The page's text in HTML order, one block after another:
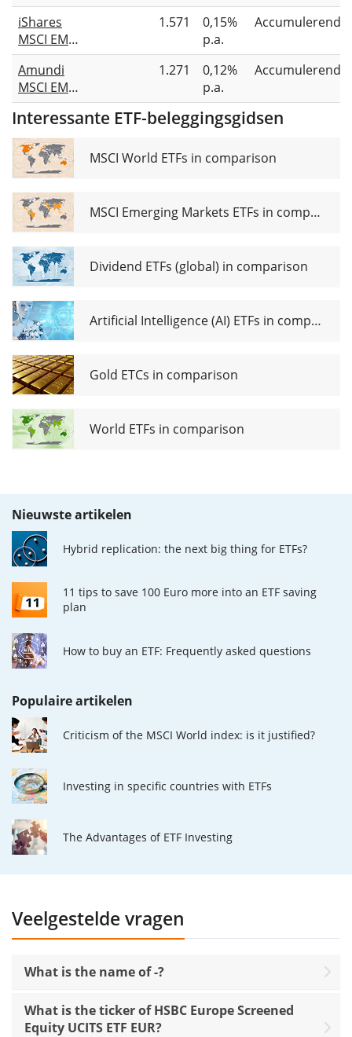
Transition
UCITS ETF
EUR Acc
Europe
Action
UCITS ETF
Dist
iShares
MSCI EMU
Paris-
Aligned
Climate
UCITS ETF
EUR (Acc)
1.571
0,15%
p.a.
Accumulerend
Amundi
MSCI EMU
ESG
Broad
Transition
UCITS ETF
Acc
1.271
0,12%
p.a.
Accumulerend
Interessante ETF-beleggingsgidsen
MSCI World ETFs in comparison
MSCI Emerging Markets ETFs in comparison
Dividend ETFs (global) in comparison
Artificial Intelligence (AI) ETFs in comparison
Gold ETCs in comparison
World ETFs in comparison
Nieuwste artikelen
Hybrid replication: the next big thing for ETFs?
11 tips to save 100 Euro more into an ETF saving
plan
How to buy an ETF: Frequently asked questions
Populaire artikelen
Criticism of the MSCI World index: is it justified?
Investing in specific countries with ETFs
The Advantages of ETF Investing
Veelgestelde vragen
What is the name of -?
What is the ticker of HSBC Europe Screened
Equity UCITS ETF EUR?